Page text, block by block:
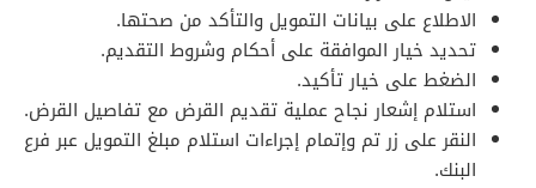
الاطلاع على بيانات التمويل والتأكد من صحتها.
تحديد خيار الموافقة على أحكام وشروط التقديم.
الضغط على خيار تأكيد.
استلام إشعار نجاح عملية تقديم القرض مع تفاصيل القرض.
النقر على زر تم وإتمام إجراءات استلام مبلغ التمويل عبر فرع
البنك.